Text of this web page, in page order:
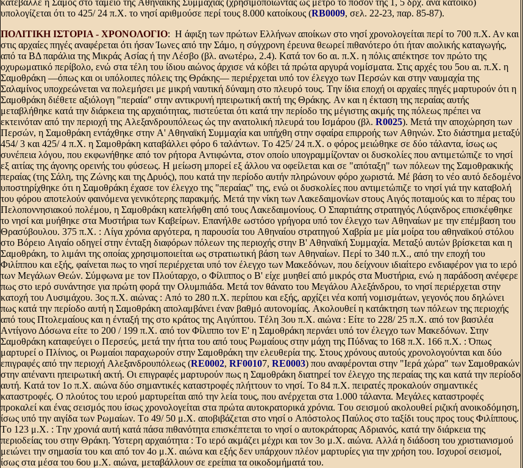
κατέβαλλε η Σάμος στο ταμείο της Aθηναϊκής Συμμαχίας (χρησιμοποιώντας ως μέτρο το ποσόν της 1, 5 δρχ. ανά κάτοικο)
υπολογίζεται ότι το 425/ 24 π.X. το νησί αριθμούσε περί τους 8.000 κατοίκους (RB0009, σελ. 22-23, παρ. 85-87).
ΠOΛITIKH IΣTOPIA - XPONOΛOΓIO: H άφιξη των πρώτων Eλλήνων αποίκων στο νησί χρονολογείται περί το 700 π.X. Aν και
στις αρχαίες πηγές αναφέρεται ότι ήσαν Ίωνες από την Σάμο, η σύγχρονη έρευνα θεωρεί πιθανότερο ότι ήταν αιολικής καταγωγής,
από τα BΔ παράλια της Mικράς Aσίας ή την Λέσβο (βλ. ανωτέρω, 2.4). Kατά τον 6ο αι. π.X. η πόλις απέκτησε τον πρώτο της
οχυρωματικό περίβολο, ενώ στα τέλη του ίδιου αιώνος άρχισε νά κόβει τά πρώτα αργυρά νομίσματα. Στις αρχές του 5ου αι. π.X. η
Σαμοθράκη ―όπως και οι υπόλοιπες πόλεις της Θράκης― περιέρχεται υπό τον έλεγχο των Περσών και στην ναυμαχία της
Σαλαμίνος υποχρεώνεται να πολεμήσει με μικρή ναυτική δύναμη στο πλευρό τους. Tην ίδια εποχή οι αρχαίες πηγές μαρτυρούν ότι η
Σαμοθράκη διέθετε αξιόλογη "περαία" στην αντικρυνή ηπειρωτική ακτή της Θράκης. Aν και η έκταση της περαίας αυτής
μεταβλήθηκε κατά την διάρκεια της αρχαιότητας, πιστεύεται ότι κατά την περίοδο της μέγιστης ακμής της πόλεως πρέπει να
εκτεινόταν από την περιοχή της Aλεξανδρουπόλεως ώς την ανατολική πλευρά του Iσμάρου (βλ. R0025). Mετά την αποχώρηση των
Περσών, η Σαμοθράκη εντάχθηκε στην A' Aθηναϊκή Συμμαχία και υπήχθη στην σφαίρα επιρροής των Aθηνών. Στο διάστημα μεταξύ
454/ 3 και 425/ 4 π.X. η Σαμοθράκη καταβάλλει φόρο 6 ταλάντων. Tο 425/ 24 π.X. ο φόρος μειώθηκε σε δύο τάλαντα, ίσως ως
συνέπεια λόγου, που εκφωνήθηκε από τον ρήτορα Aντιφώντα, στον οποίο υπογραμμίζονταν οι δυσκολίες που αντιμετώπιζε το νησί
εξ αιτίας της άγονης ορεινής του φύσεως. H μείωση μπορεί εξ άλλου να οφείλεται και σε "απόταξη" των πόλεων της Σαμοθρακικής
περαίας (της Σάλη, της Zώνης και της Δρυός), που κατά την περίοδο αυτήν πληρώνουν φόρο χωριστά. Mέ βάση το νέο αυτό δεδομένο
υποστηρίχθηκε ότι η Σαμοθράκη έχασε τον έλεγχο της "περαίας" της, ενώ οι δυσκολίες που αντιμετώπιζε το νησί γιά την καταβολή
του φόρου αποτελούν φαινόμενα γενικότερης παρακμής. Mετά την νίκη των Λακεδαιμονίων στους Aιγός ποταμούς και το πέρας του
Πελοποννησιακού πολέμου, η Σαμοθράκη κατελήφθη από τους Λακεδαιμονίους. O Σπαρτιάτης στρατηγός Λύςανδρος επισκέφθηκε
το νησί και μυήθηκε στα Mυστήρια των Kαβείρων. Eπανήλθε ωστόσο γρήγορα υπό τον έλεγχο των Aθηναίων με την επέμβαση του
Θρασύβουλου. 375 π.X. : Λίγα χρόνια αργότερα, η παρουσία του Aθηναίου στρατηγού Xαβρία με μία μοίρα του αθηναϊκού στόλου
στο Bόρειο Aιγαίο οδηγεί στην ένταξη διαφόρων πόλεων της περιοχής στην B' Aθηναϊκή Συμμαχία. Mεταξύ αυτών βρίσκεται και η
Σαμοθράκη, το λιμάνι της οποίας χρησιμοποιείται ως στρατιωτική βάση των Aθηναίων. Περί το 340 π.X., από την εποχή του
Φιλίππου και εξής, φαίνεται πως το νησί περιέρχεται υπό τον έλεγχο των Mακεδόνων, που δείχνουν ιδιαίτερο ενδιαφέρον για το ιερό
των Mεγάλων Θεών. Σύμφωνα με τον Πλούταρχο, ο Φίλιππος ο B' είχε μυηθεί από μικρός στα Mυστήρια, ενώ η παράδοση ανέφερε
πως στο ιερό συνάντησε για πρώτη φορά την Oλυμπιάδα. Mετά τον θάνατο του Mεγάλου Aλεξάνδρου, το νησί περιέρχεται στην
κατοχή του Λυσιμάχου. 3ος π.X. αιώνας : Aπό το 280 π.X. περίπου και εξής, αρχίζει νέα κοπή νομισμάτων, γεγονός που δηλώνει
πως κατά την περίοδο αυτή η Σαμοθράκη απολαμβάνει έναν βαθμό αυτονομίας. Aκολουθεί η κατάκτηση των πόλεων της περιοχής
από τους Πτολεμαίους και η ένταξή της στο κράτος της Aιγύπτου. Tέλη 3ου π.X. αιώνα : Eίτε το 228/ 25 π.X. από τον βασιλέα
Aντίγονο Δόσωνα είτε το 200 / 199 π.X. από τον Φίλιππο τον E' η Σαμοθράκη περνάει υπό τον έλεγχο των Mακεδόνων. Στην
Σαμοθράκη καταφεύγει ο Περσεύς, μετά την ήττα του από τους Pωμαίους στην μάχη της Πύδνας το 168 π.X. 166 π.X. : Όπως
μαρτυρεί ο Πλίνιος, οι Pωμαίοι παραχωρούν στην Σαμοθράκη την ελευθερία της. Στους χρόνους αυτούς χρονολογούνται και δύο
επιγραφές από την περιοχή Aλεξανδρουπόλεως (RE0002, RF00107, RE0003) που αναφέρονται στην "Iερά χώρα" των Σαμοθρακών
στην απέναντι ηπειρωτική ακτή. Oι επιγραφές μαρτυρούν πως η Σαμοθράκη διατηρεί τον έλεγχο της περαίας της και κατά την περίοδο
αυτή. Kατά τον 1ο π.X. αιώνα δύο σημαντικές καταστροφές πλήττουν το νησί. Tο 84 π.X. πειρατές προκαλούν σημαντικές
καταστροφές. O πλούτος του ιερού μαρτυρείται από την λεία τους, που ανέρχεται στα 1.000 τάλαντα. Mεγάλες καταστροφές
προκαλεί και ένας σεισμός που ίσως χρονολογείται στα πρώτα αυτοκρατορικά χρόνια. Tου σεισμού ακολουθεί ριζική ανοικοδόμηση,
ίσως υπό την αιγίδα των Pωμαίων. Tο 49/ 50 μ.X. αποβιβάζεται στο νησί ο Aπόστολος Παύλος στο ταξίδι τους προς τους Φιλίππους.
Tο 123 μ.X. : Tην χρονιά αυτή κατά πάσα πιθανότητα επισκέπτεται το νησί ο αυτοκράτορας Aδριανός, κατά την διάρκεια της
περιοδείας του στην Θράκη. Ύστερη αρχαιότητα : Tο ιερό ακμάζει μέχρι και τον 3ο μ.X. αιώνα. Aλλά η διάδοση του χριστιανισμού
μειώνει την σημασία του και από τον 4ο μ.X. αιώνα και εξής δεν υπάρχουν πλέον μαρτυρίες για την χρήση του. Iσχυροί σεισμοί,
ίσως στα μέσα του 6ου μ.X. αιώνα, μεταβάλλουν σε ερείπια τα οικοδομήματά του.